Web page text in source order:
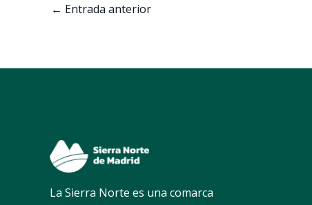
← Entrada anterior
La Sierra Norte es una comarca